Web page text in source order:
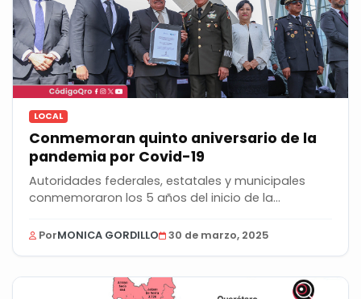
LOCAL
Conmemoran quinto aniversario de la
pandemia por Covid-19
Autoridades federales, estatales y municipales
conmemoraron los 5 años del inicio de la
PorMONICA GORDILLO 30 de marzo, 2025